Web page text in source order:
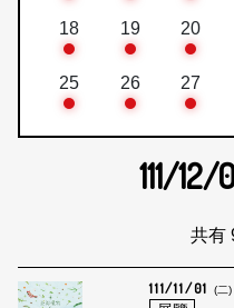
18 19 20
25 26 27
111/12/
共有
111/11/01 (二)